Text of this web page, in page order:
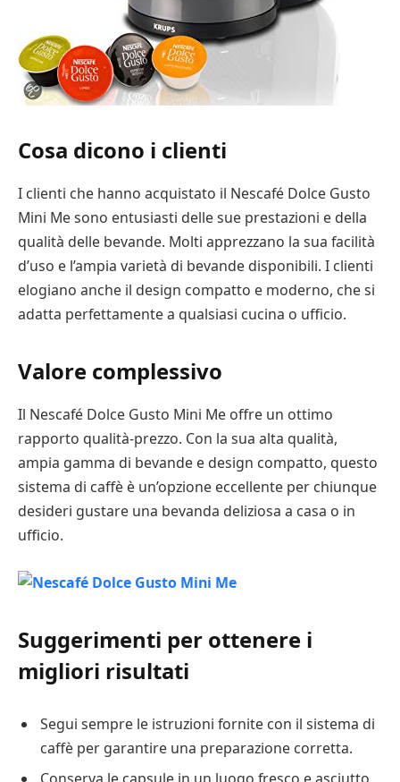
Cosa dicono i clienti
I clienti che hanno acquistato il Nescafé Dolce Gusto
Mini Me sono entusiasti delle sue prestazioni e della
qualità delle bevande. Molti apprezzano la sua facilità
d’uso e l’ampia varietà di bevande disponibili. I clienti
elogiano anche il design compatto e moderno, che si
adatta perfettamente a qualsiasi cucina o ufficio.
Valore complessivo
Il Nescafé Dolce Gusto Mini Me offre un ottimo
rapporto qualità-prezzo. Con la sua alta qualità,
ampia gamma di bevande e design compatto, questo
sistema di caffè è un’opzione eccellente per chiunque
desideri gustare una bevanda deliziosa a casa o in
ufficio.
Suggerimenti per ottenere i
migliori risultati
Segui sempre le istruzioni fornite con il sistema di
caffè per garantire una preparazione corretta.